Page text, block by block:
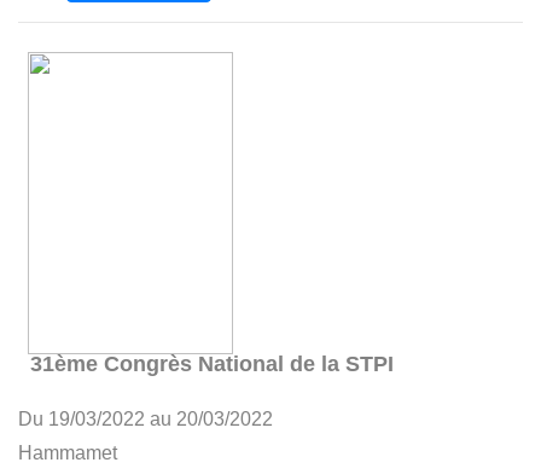
31ème Congrès National de la STPI
Du 19/03/2022 au 20/03/2022
Hammamet